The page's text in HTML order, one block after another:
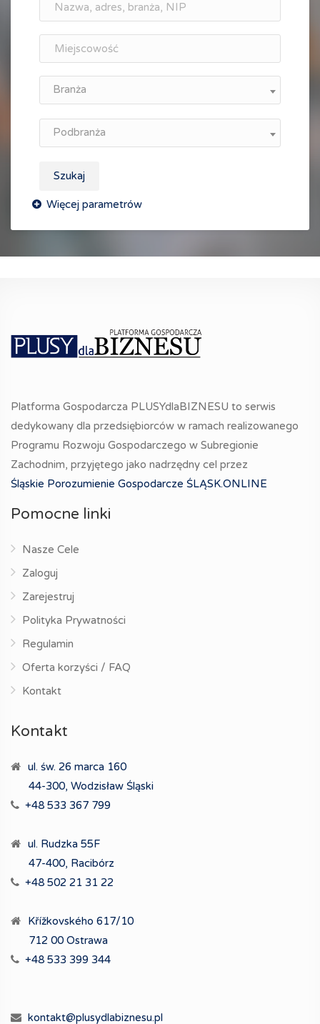
Branża
Podbranża
Szukaj
Platforma Gospodarcza PLUSYdlaBIZNESU to serwis
dedykowany dla przedsiębiorców w ramach realizowanego
Programu Rozwoju Gospodarczego w Subregionie
Zachodnim, przyjętego jako nadrzędny cel przez
Śląskie Porozumienie Gospodarcze ŚLĄSK.ONLINE
Pomocne linki
Nasze Cele
Zaloguj
Zarejestruj
Polityka Prywatności
Regulamin
Oferta korzyści / FAQ
Kontakt
Kontakt
ul. św. 26 marca 160
44-300, Wodzisław Śląski
+48 533 367 799
ul. Rudzka 55F
47-400, Racibórz
+48 502 21 31 22
Křížkovského 617/10
712 00 Ostrawa
+48 533 399 344
kontakt@plusydlabiznesu.pl